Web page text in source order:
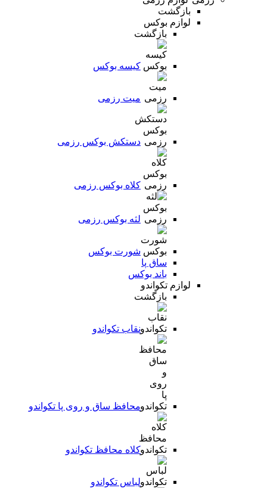
بازگشت
لوازم بوکس
بازگشت
کیسه بوکس
میت رزمی
دستکش بوکس رزمی
کلاه بوکس رزمی
لثه بوکس رزمی
شورت بوکس
ساق پا
باند بوکس
لوازم تکواندو
بازگشت
نقاب تکواندو
محافظ ساق و روی پا تکواندو
کلاه محافظ تکواندو
لباس تکواندو